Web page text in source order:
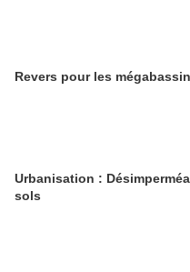
Revers pour les
Urbanisation :
sols